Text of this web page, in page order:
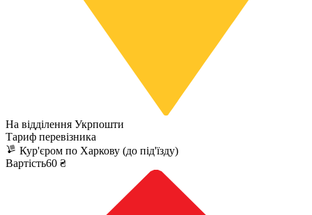
На відділення Укрпошти
Тариф перевізника
Кур'єром по Харкову (до під'їзду)
Вартість60 ₴